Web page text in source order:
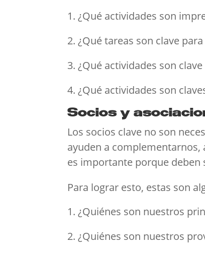
¿Qué actividades son
¿Qué tareas son clave
¿Qué actividades son
¿Qué actividades son
Socios y
Los socios clave no son
ayuden a complementarnos,
es importante porque deben
Para lograr esto, estas son
¿Quiénes son nuestros
¿Quiénes son nuestros